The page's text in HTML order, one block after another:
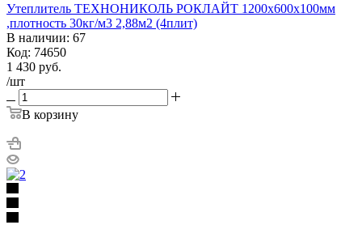
Утеплитель ТЕХНОНИКОЛЬ РОКЛАЙТ 1200х600х100мм
,плотность 30кг/м3 2,88м2 (4плит)
В наличии: 67
Код: 74650
1 430 руб.
/шт
В корзину